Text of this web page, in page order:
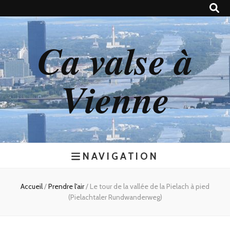
Ca valse à
Vienne
NAVIGATION
Accueil/Prendre l'air/ Le tour de la vallée de la Pielach à pied
(Pielachtaler Rundwanderweg)